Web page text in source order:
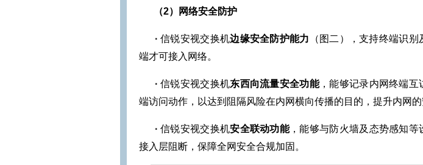
（2）网络安全防护
· 信锐安视交换机边缘安全防护能力 （图二），支持终端识
端才可接入网络。
· 信锐安视交换机东西向流量安全功能，能够记录内网终端互
端访问动作，以达到阻隔风险在内网横向传播的目的，提升内网的
· 信锐安视交换机安全联动功能，能够与防火墙及态势感知等
接入层阻断，保障全网安全合规加固。